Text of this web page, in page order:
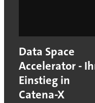
Data Space
Accelerator -
Einstieg in
Catena-X